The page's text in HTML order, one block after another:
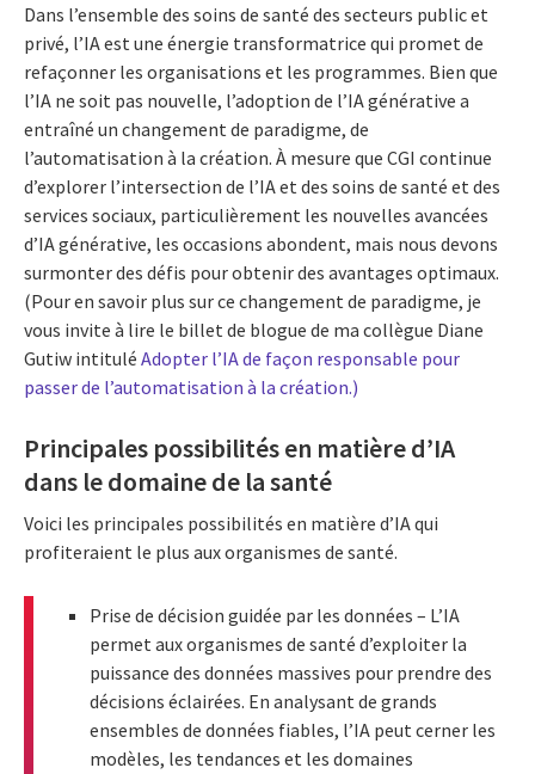
Dans l’ensemble des soins de santé des secteurs public et
privé, l’IA est une énergie transformatrice qui promet de
refaçonner les organisations et les programmes. Bien que
l’IA ne soit pas nouvelle, l’adoption de l’IA générative a
entraîné un changement de paradigme, de
l’automatisation à la création. À mesure que CGI continue
d’explorer l’intersection de l’IA et des soins de santé et des
services sociaux, particulièrement les nouvelles avancées
d’IA générative, les occasions abondent, mais nous devons
surmonter des défis pour obtenir des avantages optimaux.
(Pour en savoir plus sur ce changement de paradigme, je
vous invite à lire le billet de blogue de ma collègue Diane
Gutiw intitulé Adopter l’IA de façon responsable pour
passer de l’automatisation à la création.)
Principales possibilités en matière d’IA
dans le domaine de la santé
Voici les principales possibilités en matière d’IA qui
profiteraient le plus aux organismes de santé.
Prise de décision guidée par les données – L’IA
permet aux organismes de santé d’exploiter la
puissance des données massives pour prendre des
décisions éclairées. En analysant de grands
ensembles de données fiables, l’IA peut cerner les
modèles, les tendances et les domaines